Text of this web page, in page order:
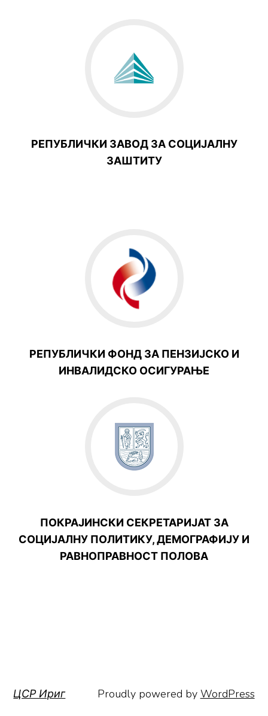
РЕПУБЛИЧКИ ЗАВОД ЗА СОЦИЈАЛНУ
ЗАШТИТУ
РЕПУБЛИЧКИ ФОНД ЗА ПЕНЗИЈСКО И
ИНВАЛИДСКО ОСИГУРАЊЕ
ПОКРАЈИНСКИ СЕКРЕТАРИЈАТ ЗА
СОЦИЈАЛНУ ПОЛИТИКУ, ДЕМОГРАФИЈУ И
РАВНОПРАВНОСТ ПОЛОВА
ЦСР Ириг Proudly powered by WordPress